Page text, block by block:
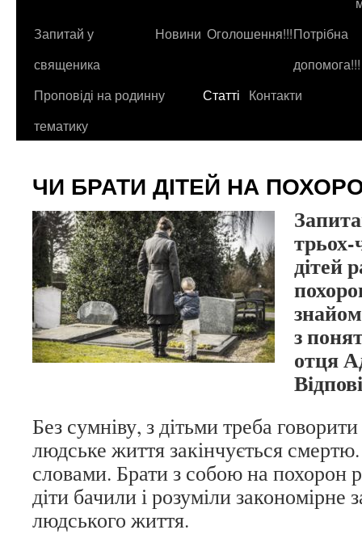
контенту
Запитай у
священика
Новини Оголошення!!!Потрібна
допомога!!!
Проповіді на родинну
тематику
Статті Контакти
ЧИ БРАТИ ДІТЕЙ НА
трьох-
дітей
з
отця
Без сумніву, з дітьми треба
людське життя закінчується
словами. Брати з собою на похорон
діти бачили і розуміли закономірне
людського життя.